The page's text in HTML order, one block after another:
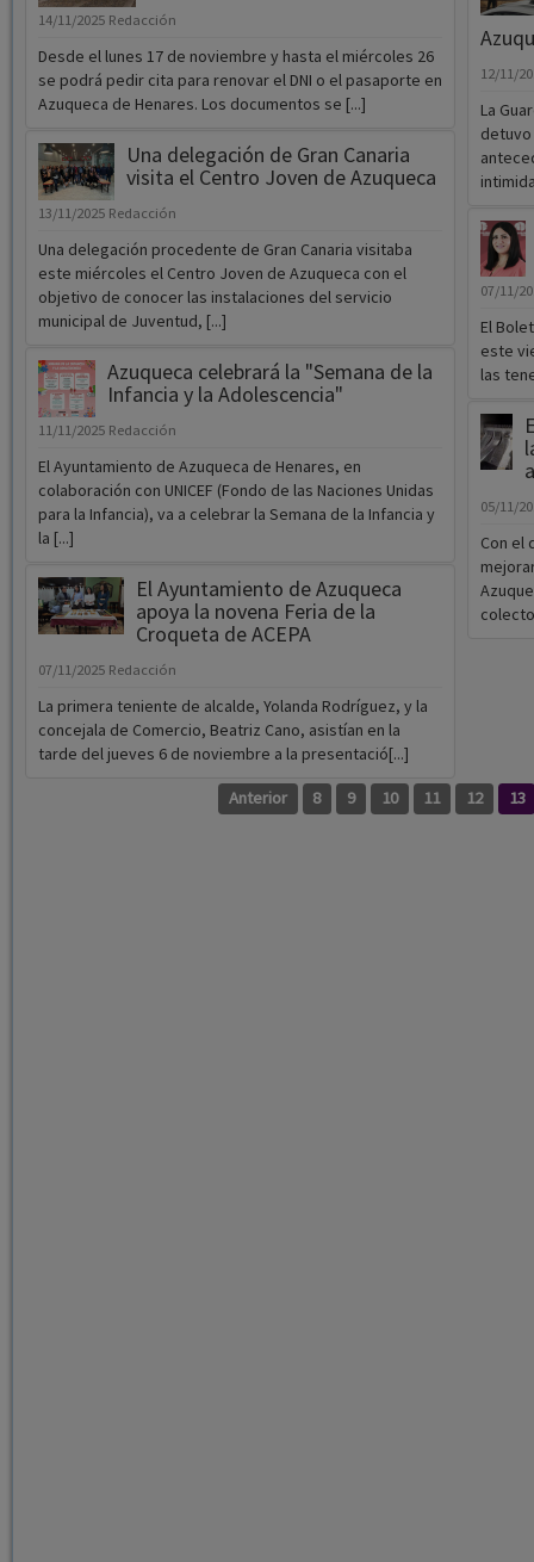
14/11/2025 Redacción
Desde el lunes 17 de noviembre y hasta el miércoles 26
se podrá pedir cita para renovar el DNI o el pasaporte en
Azuqueca de Henares. Los documentos se [...]
Una delegación de Gran Canaria
visita el Centro Joven de Azuqueca
13/11/2025 Redacción
Una delegación procedente de Gran Canaria visitaba
este miércoles el Centro Joven de Azuqueca con el
objetivo de conocer las instalaciones del servicio
municipal de Juventud, [...]
Azuqueca celebrará la "Semana de la
Infancia y la Adolescencia"
11/11/2025 Redacción
El Ayuntamiento de Azuqueca de Henares, en
colaboración con UNICEF (Fondo de las Naciones Unidas
para la Infancia), va a celebrar la Semana de la Infancia y
la [...]
El Ayuntamiento de Azuqueca
apoya la novena Feria de la
Croqueta de ACEPA
07/11/2025 Redacción
La primera teniente de alcalde, Yolanda Rodríguez, y la
concejala de Comercio, Beatriz Cano, asistían en la
tarde del jueves 6 de noviembre a la presentació[...]
12/11/
La
detuvo
07/11/
El
este
las
05/11/
Con el
Anterior 8 9 10 11 12 13